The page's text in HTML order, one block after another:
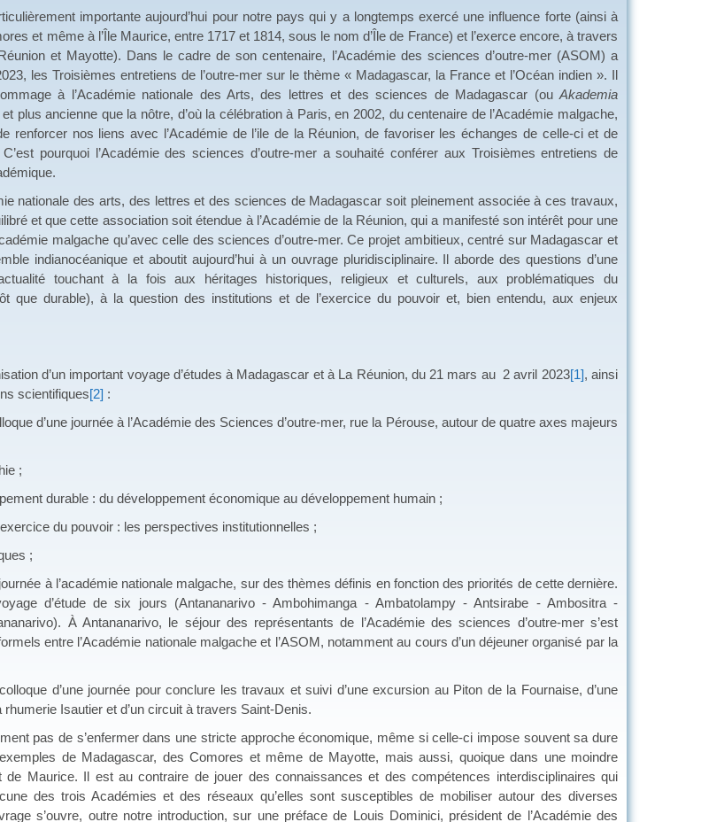
importante aujourd’hui pour notre pays qui y a longtemps exercé une influence forte (ainsi à
et même à l’Île Maurice, entre 1717 et 1814, sous le nom d’Île de France) et l’exerce encore, à travers
et Mayotte). Dans le cadre de son centenaire, l’Académie des sciences d’outre-mer (ASOM) a
les Troisièmes entretiens de l’outre-mer sur le thème « Madagascar, la France et l’Océan indien ». Il
à l’Académie nationale des Arts, des lettres et des sciences de Madagascar (ou Akademia
plus ancienne que la nôtre, d’où la célébration à Paris, en 2002, du centenaire de l’Académie malgache,
renforcer nos liens avec l’Académie de l’ile de la Réunion, de favoriser les échanges de celle-ci et de
pourquoi l’Académie des sciences d’outre-mer a souhaité conférer aux Troisièmes entretiens de
nationale des arts, des lettres et des sciences de Madagascar soit pleinement associée à ces travaux,
et que cette association soit étendue à l’Académie de la Réunion, qui a manifesté son intérêt pour une
malgache qu’avec celle des sciences d’outre-mer. Ce projet ambitieux, centré sur Madagascar et
indianocéanique et aboutit aujourd’hui à un ouvrage pluridisciplinaire. Il aborde des questions d’une
touchant à la fois aux héritages historiques, religieux et culturels, aux problématiques du
que durable), à la question des institutions et de l’exercice du pouvoir et, bien entendu, aux enjeux
d’un important voyage d’études à Madagascar et à La Réunion, du 21 mars au 2 avril 2023[1], ainsi
scientifiques[2] :
d’une journée à l’Académie des Sciences d’outre-mer, rue la Pérouse, autour de quatre axes majeurs
;
durable : du développement économique au développement humain ;
du pouvoir : les perspectives institutionnelles ;
;
à l’académie nationale malgache, sur des thèmes définis en fonction des priorités de cette dernière.
d’étude de six jours (Antananarivo - Ambohimanga - Ambatolampy - Antsirabe - Ambositra -
À Antananarivo, le séjour des représentants de l’Académie des sciences d’outre-mer s’est
entre l’Académie nationale malgache et l’ASOM, notamment au cours d’un déjeuner organisé par la
d’une journée pour conclure les travaux et suivi d’une excursion au Piton de la Fournaise, d’une
Isautier et d’un circuit à travers Saint-Denis.
pas de s’enfermer dans une stricte approche économique, même si celle-ci impose souvent sa dure
de Madagascar, des Comores et même de Mayotte, mais aussi, quoique dans une moindre
Maurice. Il est au contraire de jouer des connaissances et des compétences interdisciplinaires qui
des trois Académies et des réseaux qu’elles sont susceptibles de mobiliser autour des diverses
s’ouvre, outre notre introduction, sur une préface de Louis Dominici, président de l’Académie des